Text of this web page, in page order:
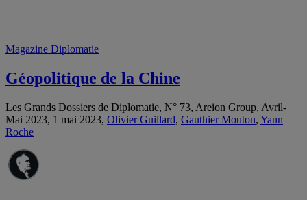
Magazine Diplomatie
Géopolitique de la Chine
Les Grands Dossiers de Diplomatie, N° 73, Areion Group, Avril-
Mai 2023, 1 mai 2023, Olivier Guillard, Gauthier Mouton, Yann
Roche